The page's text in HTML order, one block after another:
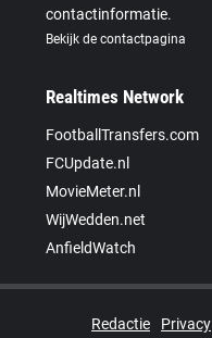
contactinformatie.
Bekijk de contactpagina
Realtimes Network
FootballTransfers.com
FCUpdate.nl
MovieMeter.nl
WijWedden.net
AnfieldWatch
Redactie Privacy